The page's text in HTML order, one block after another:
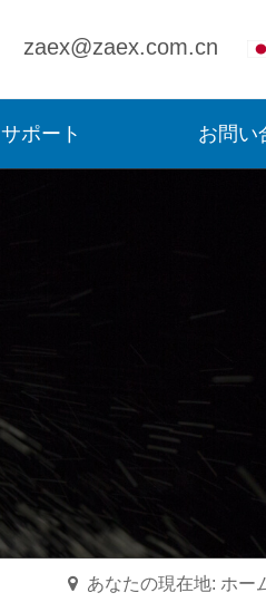
zaex@zaex.com.cn
サポート お問い
あなたの現在地: ホー